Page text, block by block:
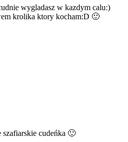
wygladasz w kazdym calu:)
krolika ktory kocham:D 🙂
cudeńka 🙂